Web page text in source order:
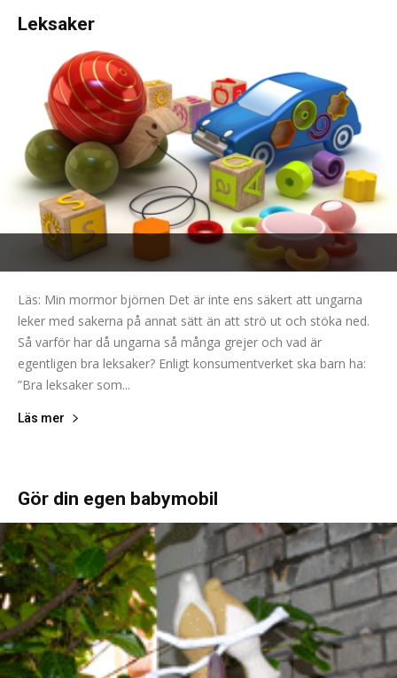
Leksaker
Läs: Min mormor björnen Det är inte ens säkert att ungarna
leker med sakerna på annat sätt än att strö ut och stöka ned.
Så varför har då ungarna så många grejer och vad är
egentligen bra leksaker? Enligt konsumentverket ska barn ha:
”Bra leksaker som...
Läs mer
Gör din egen babymobil